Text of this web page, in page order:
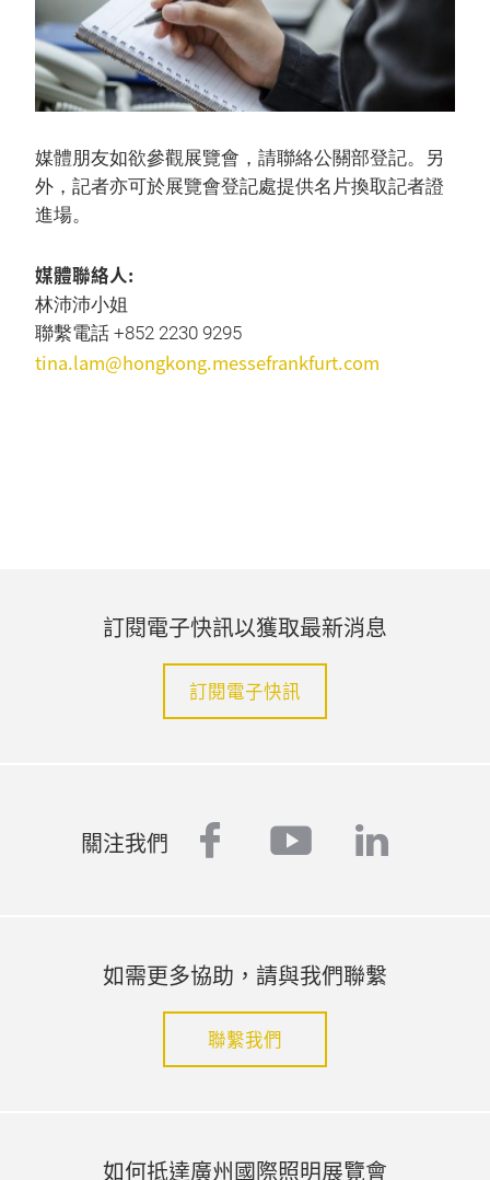
媒體朋友如欲參觀展覽會，請聯絡公關部登記。另
外，記者亦可於展覽會登記處提供名片換取記者證
進場。
媒體聯絡人:
林沛沛小姐
聯繫電話 +852 2230 9295
tina.lam@hongkong.messefrankfurt.com
訂閱電子快訊以獲取最新消息
訂閱電子快訊
關注我們 facebook
youtube
如需更多協助，請與我們聯繫
聯繫我們
如何抵達廣州國際照明展覽會